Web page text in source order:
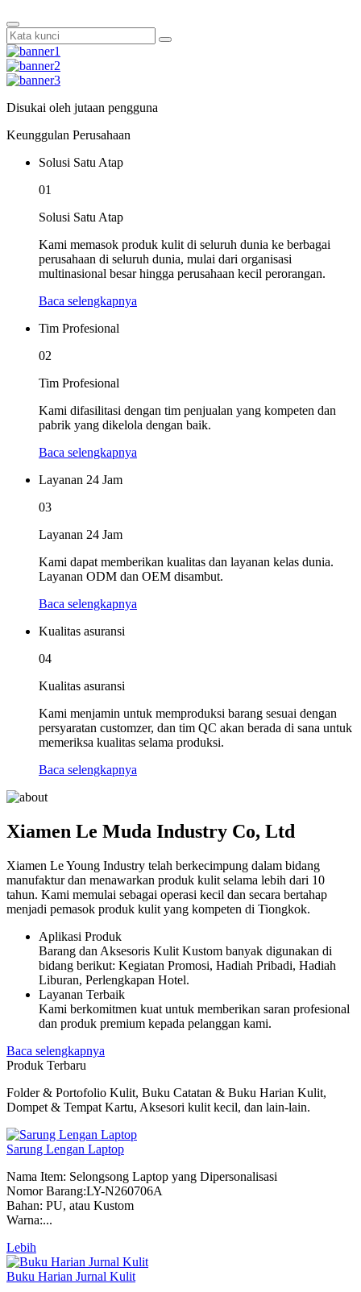
Disukai oleh jutaan pengguna
Keunggulan Perusahaan
Solusi Satu Atap
01
Solusi Satu Atap
Kami memasok produk kulit di seluruh dunia ke berbagai
perusahaan di seluruh dunia, mulai dari organisasi
multinasional besar hingga perusahaan kecil perorangan.
Baca selengkapnya
Tim Profesional
02
Tim Profesional
Kami difasilitasi dengan tim penjualan yang kompeten dan
pabrik yang dikelola dengan baik.
Baca selengkapnya
Layanan 24 Jam
03
Layanan 24 Jam
Kami dapat memberikan kualitas dan layanan kelas dunia.
Layanan ODM dan OEM disambut.
Baca selengkapnya
Kualitas asuransi
04
Kualitas asuransi
Kami menjamin untuk memproduksi barang sesuai dengan
persyaratan customzer, dan tim QC akan berada di sana untuk
memeriksa kualitas selama produksi.
Baca selengkapnya
Xiamen Le Muda Industry Co, Ltd
Xiamen Le Young Industry telah berkecimpung dalam bidang
manufaktur dan menawarkan produk kulit selama lebih dari 10
tahun. Kami memulai sebagai operasi kecil dan secara bertahap
menjadi pemasok produk kulit yang kompeten di Tiongkok.
Aplikasi Produk
Barang dan Aksesoris Kulit Kustom banyak digunakan di
bidang berikut: Kegiatan Promosi, Hadiah Pribadi, Hadiah
Liburan, Perlengkapan Hotel.
Layanan Terbaik
Kami berkomitmen kuat untuk memberikan saran profesional
dan produk premium kepada pelanggan kami.
Baca selengkapnya
Produk Terbaru
Folder & Portofolio Kulit, Buku Catatan & Buku Harian Kulit,
Dompet & Tempat Kartu, Aksesori kulit kecil, dan lain-lain.
Sarung Lengan Laptop
Nama Item: Selongsong Laptop yang Dipersonalisasi
Nomor Barang:LY-N260706A
Bahan: PU, atau Kustom
Warna:...
Lebih
Buku Harian Jurnal Kulit